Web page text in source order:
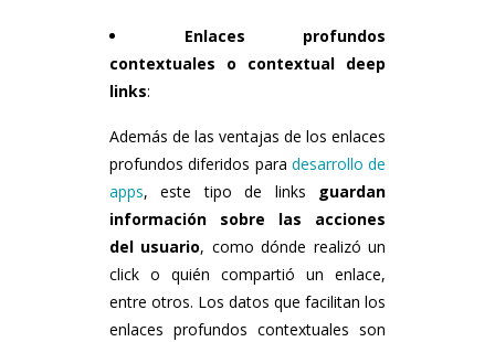
Enlaces profundos
contextuales o contextual deep
links:
Además de las ventajas de los enlaces
profundos diferidos para desarrollo de
apps, este tipo de links guardan
información sobre las acciones
del usuario, como dónde realizó un
click o quién compartió un enlace,
entre otros. Los datos que facilitan los
enlaces profundos contextuales son